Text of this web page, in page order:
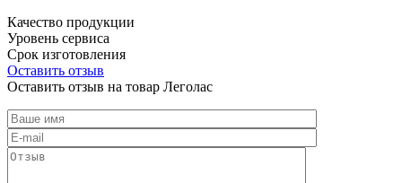
Качество продукции
Уровень сервиса
Срок изготовления
Оставить отзыв
Оставить отзыв на товар Леголас